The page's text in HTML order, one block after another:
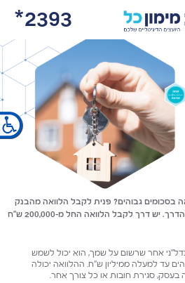
2393*
גבוהים? פנית לקבל הלוואה מהבנק
ונתקלת בסירוב? זה ממש לא סוף הדרך. יש דרך לקבל הלוואה החל מ-200,000 ש"ח
אחר שרשום על שמך, הוא יכול לשמש
עד למעלה ממיליון ש"ח. ההלוואה יכולה
סגירת חובות או כל צורך אחר.